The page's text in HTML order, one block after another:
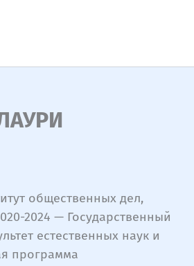
общественных дел,
2024 — Государственный
естественных наук и
программа